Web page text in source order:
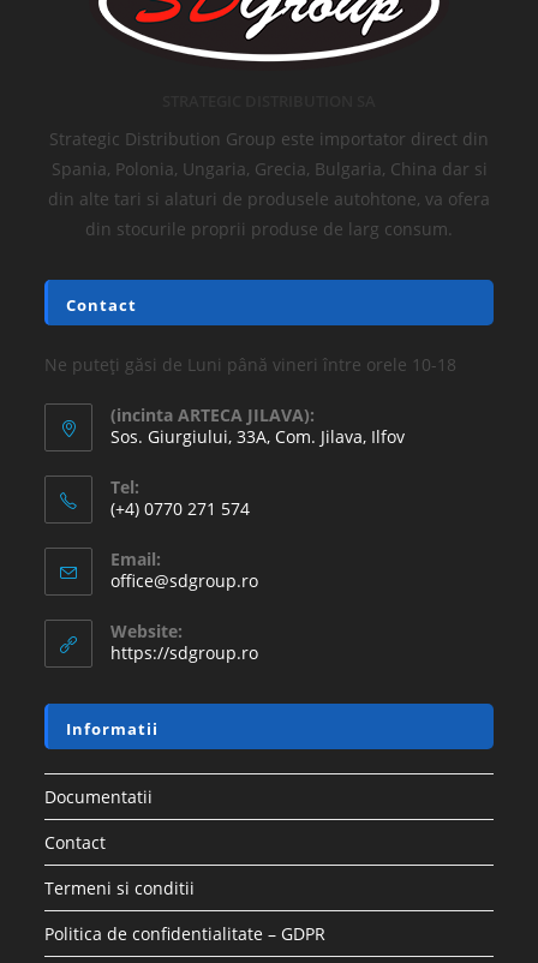
Strategic Distribution Group este importator direct din
Spania, Polonia, Ungaria, Grecia, Bulgaria, China dar si
din alte tari si alaturi de produsele autohtone, va ofera
din stocurile proprii produse de larg consum.
Contact
Ne puteți găsi de Luni până vineri între orele 10-18
(incinta ARTECA JILAVA):
Sos. Giurgiului, 33A, Com. Jilava, Ilfov
Tel:
(+4) 0770 271 574
Email:
office@sdgroup.ro
Website:
https://sdgroup.ro
Informatii
Documentatii
Contact
Termeni si conditii
Politica de confidentialitate – GDPR